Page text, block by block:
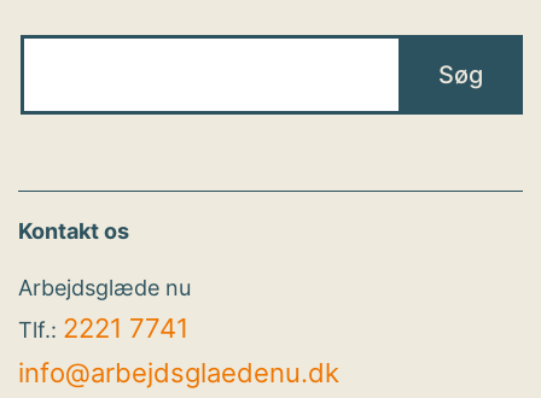
Kontakt os
Arbejdsglæde nu
Tlf.: 2221 7741
info@arbejdsglaedenu.dk